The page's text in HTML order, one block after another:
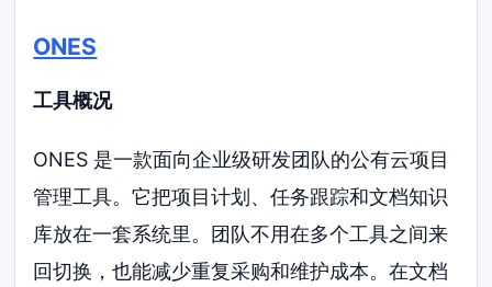
ONES
工具概况
ONES 是一款面向企业级研发团队的公有云项目
管理工具。它把项目计划、任务跟踪和文档知识
库放在一套系统里。团队不用在多个工具之间来
回切换，也能减少重复采购和维护成本。在文档